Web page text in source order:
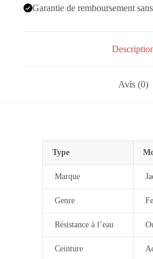
Garantie de remboursement
Avis (0)
Type
Marque
Genre
Résistance à l’eau
Ceinture